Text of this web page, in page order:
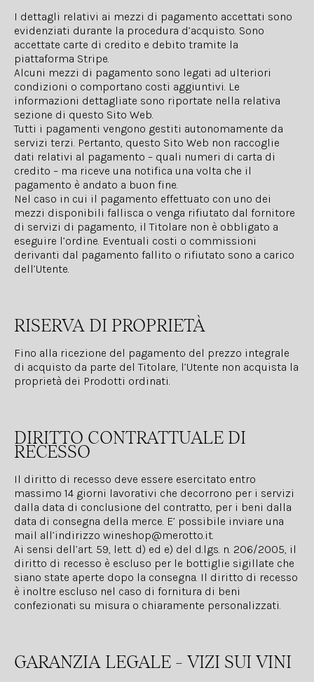
I dettagli relativi ai mezzi di pagamento accettati sono
evidenziati durante la procedura d’acquisto. Sono
accettate carte di credito e debito tramite la
piattaforma Stripe.
Alcuni mezzi di pagamento sono legati ad ulteriori
condizioni o comportano costi aggiuntivi. Le
informazioni dettagliate sono riportate nella relativa
sezione di questo Sito Web.
Tutti i pagamenti vengono gestiti autonomamente da
servizi terzi. Pertanto, questo Sito Web non raccoglie
dati relativi al pagamento – quali numeri di carta di
credito – ma riceve una notifica una volta che il
pagamento è andato a buon fine.
Nel caso in cui il pagamento effettuato con uno dei
mezzi disponibili fallisca o venga rifiutato dal fornitore
di servizi di pagamento, il Titolare non è obbligato a
eseguire l’ordine. Eventuali costi o commissioni
derivanti dal pagamento fallito o rifiutato sono a carico
dell’Utente.
RISERVA DI PROPRIETÀ
Fino alla ricezione del pagamento del prezzo integrale
di acquisto da parte del Titolare, l’Utente non acquista la
proprietà dei Prodotti ordinati.
DIRITTO CONTRATTUALE DI
RECESSO
Il diritto di recesso deve essere esercitato entro
massimo 14 giorni lavorativi che decorrono per i servizi
dalla data di conclusione del contratto, per i beni dalla
data di consegna della merce. E’ possibile inviare una
mail all’indirizzo wineshop@merotto.it.
Ai sensi dell’art. 59, lett. d) ed e) del d.lgs. n. 206/2005, il
diritto di recesso è escluso per le bottiglie sigillate che
siano state aperte dopo la consegna. Il diritto di recesso
è inoltre escluso nel caso di fornitura di beni
confezionati su misura o chiaramente personalizzati.
GARANZIA LEGALE – VIZI SUI VINI